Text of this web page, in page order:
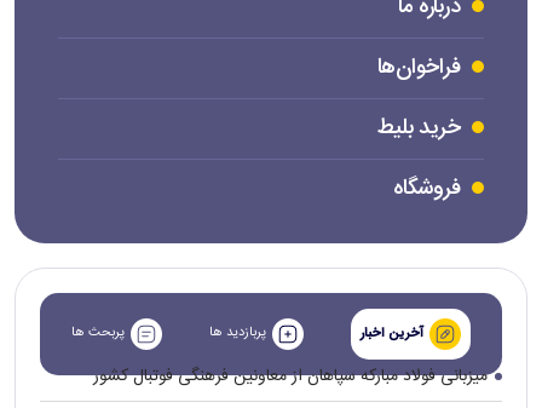
فراخوان‌ها
خرید بلیط
فروشگاه
آخرین اخبار پربازدید ها پربحث ها
میزبانی فولاد مبارکه سپاهان از معاونین فرهنگی فوتبال کشور